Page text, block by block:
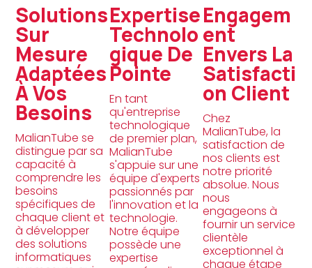
Solutions
Sur
Mesure
Adaptées
À Vos
Besoins
MalianTube se
distingue par sa
capacité à
comprendre les
besoins
spécifiques de
chaque client et
à développer
des solutions
informatiques
Expertise
Technolo
Gique De
Pointe
En tant
qu'entreprise
technologique
de premier plan,
MalianTube
s'appuie sur une
équipe d'experts
passionnés par
l'innovation et la
technologie.
Notre équipe
possède une
expertise
Engagem
Ent
Envers La
Satisfacti
On Client
Chez
MalianTube, la
satisfaction de
nos clients est
notre priorité
absolue. Nous
nous
engageons à
fournir un service
clientèle
exceptionnel à
chaque étape